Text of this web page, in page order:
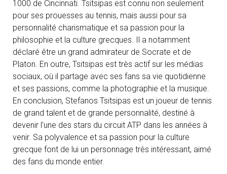
1000 de Cincinnati. Tsitsipas est connu non seulement
pour ses prouesses au tennis, mais aussi pour sa
personnalité charismatique et sa passion pour la
philosophie et la culture grecques. Il a notamment
déclaré être un grand admirateur de Socrate et de
Platon. En outre, Tsitsipas est très actif sur les médias
sociaux, où il partage avec ses fans sa vie quotidienne
et ses passions, comme la photographie et la musique.
En conclusion, Stefanos Tsitsipas est un joueur de tennis
de grand talent et de grande personnalité, destiné à
devenir l'une des stars du circuit ATP dans les années à
venir. Sa polyvalence et sa passion pour la culture
grecque font de lui un personnage très intéressant, aimé
des fans du monde entier.